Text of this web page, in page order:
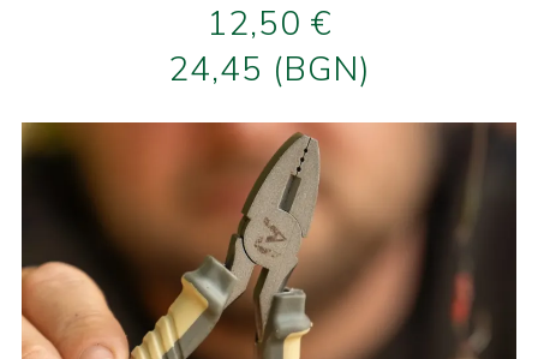
12,50 €
24,45 (BGN)